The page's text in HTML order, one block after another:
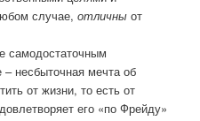
случае, отличныот
самодостаточным
несбыточная мечта об
от жизни, то есть от
его «по Фрейду»